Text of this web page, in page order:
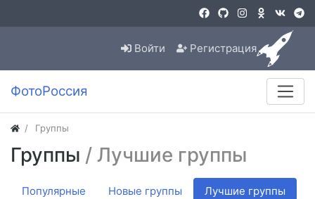
Войти Регистрация
ФотоРоссия
Группы
Группы / Лучшие группы
Популярные Новые группы Лучшие группы